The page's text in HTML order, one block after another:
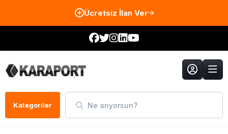
Ücretsiz İlan Ver
Kategoriler Ne arıyorsun?